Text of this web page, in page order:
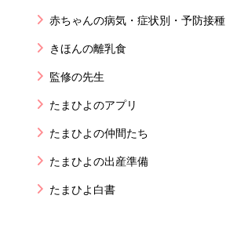
赤ちゃんの病気・症状別・予防接種
きほんの離乳食
監修の先生
たまひよのアプリ
たまひよの仲間たち
たまひよの出産準備
たまひよ白書